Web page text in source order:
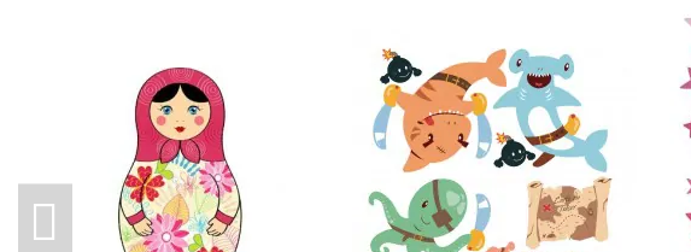
109FR-Ve
3701084719778